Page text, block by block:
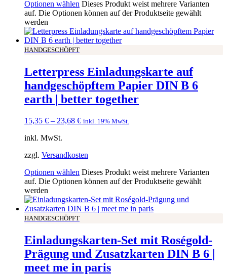
Optionen wählen Dieses Produkt weist mehrere Varianten
auf. Die Optionen können auf der Produktseite gewählt
werden
HANDGESCHÖPFT
Letterpress Einladungskarte auf
handgeschöpftem Papier DIN B 6
earth | better together
15,35 € – 23,68 € inkl. 19% MwSt.
inkl. MwSt.
zzgl. Versandkosten
Optionen wählen Dieses Produkt weist mehrere Varianten
auf. Die Optionen können auf der Produktseite gewählt
werden
HANDGESCHÖPFT
Einladungskarten-Set mit Roségold-
Prägung und Zusatzkarten DIN B 6 |
meet me in paris